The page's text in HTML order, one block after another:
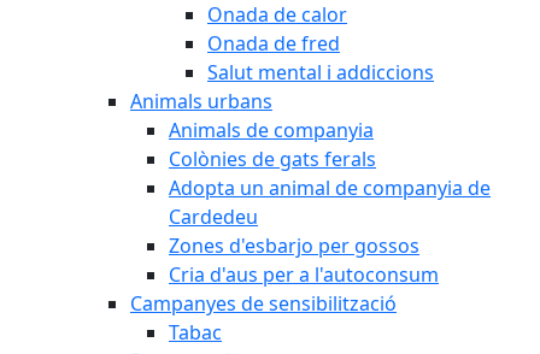
Onada de calor
Onada de fred
Salut mental i addiccions
Animals urbans
Animals de companyia
Colònies de gats ferals
Adopta un animal de companyia de
Cardedeu
Zones d'esbarjo per gossos
Cria d'aus per a l'autoconsum
Campanyes de sensibilització
Tabac